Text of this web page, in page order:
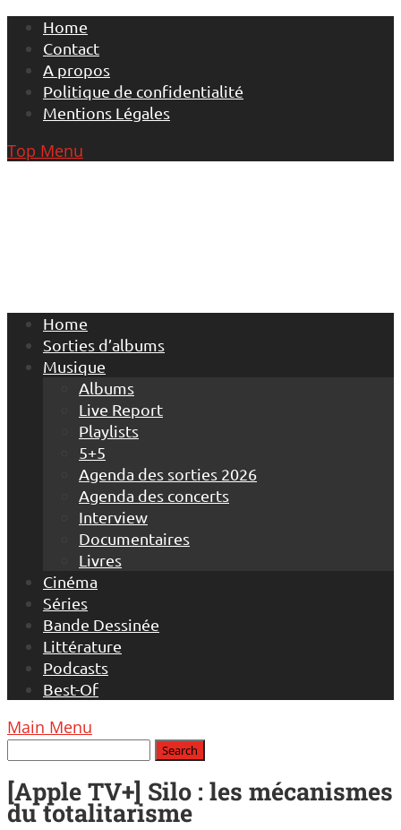
Skip
content
Home
Contact
A propos
Politique de confidentialité
Mentions Légales
Top Menu
Home
Sorties d’albums
Musique
Albums
Live Report
Playlists
5+5
Agenda des sorties 2026
Agenda des concerts
Interview
Documentaires
Livres
Cinéma
Séries
Bande Dessinée
Littérature
Podcasts
Best-Of
Main Menu
[Apple TV+] Silo : les mécanismes
du totalitarisme